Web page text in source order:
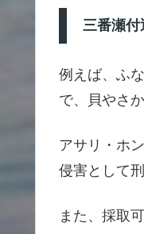
三番瀬付
例えば、ふ
で、貝やさ
アサリ・ホ
侵害として
また、採取